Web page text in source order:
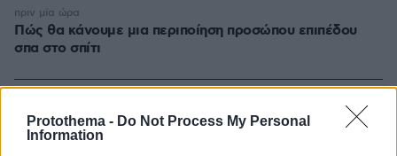
Protothema - Do Not Process My Personal
Information
Πώς θα κάνουμε μια περιποίηση προσώπου επιπέδου
σπα στο σπίτι
πριν μία ώρα